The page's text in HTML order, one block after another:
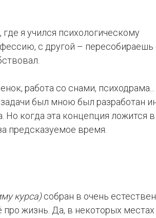
я учился психологическому
с другой –
работа со снами,
был мною был разработан
когда эта концепция ложится
предсказуемое время.
курса)собран в очень
жизнь. Да, в некоторых местах